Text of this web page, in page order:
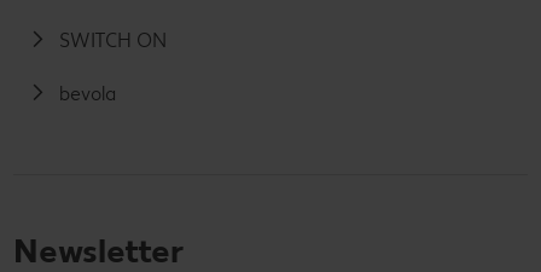
SWITCH ON
bevola
Newsletter